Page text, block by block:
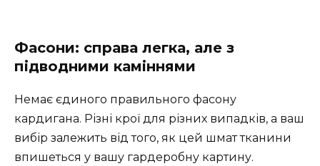
Фасони: справа легка, але з
підводними каміннями
Немає єдиного правильного фасону
кардигана. Різні крої для різних випадків, а ваш
вибір залежить від того, як цей шмат тканини
впишеться у вашу гардеробну картину.